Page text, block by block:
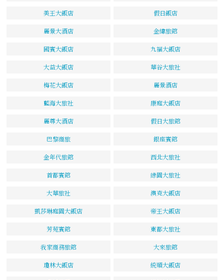
美王大飯店 假日飯店
麗景大酒店 金緯旅館
國賓大飯店 九福大飯店
大益大飯店 華谷大旅社
梅花大飯店 麗景酒店
藍海大旅社 康庭大飯店
麗尊大酒店 假日大旅館
巴黎商旅 銀座賓館
金年代旅館 西北大旅社
首都賓館 綠園大旅社
大華旅社 澳克大飯店
凱莎琳庭園大飯店 帝王大飯店
芳苑賓館 東都大旅社
我家商務旅館 大來旅館
瓊林大飯店 統順大飯店